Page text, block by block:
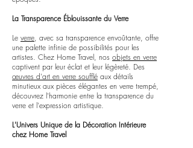
La Transparence Éblouissante du Verre
Le verre, avec sa transparence envoûtante, offre
une palette infinie de possibilités pour les
artistes. Chez Home Travel, nos objets en verre
captivent par leur éclat et leur légèreté. Des
œuvres d'art en verre soufflé aux détails
minutieux aux pièces élégantes en verre trempé,
découvrez l'harmonie entre la transparence du
verre et l'expression artistique.
L'Univers Unique de la Décoration Intérieure
chez Home Travel